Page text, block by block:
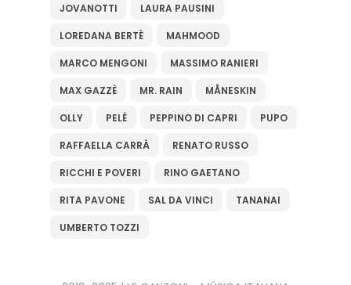
JOVANOTTI LAURA PAUSINI
LOREDANA BERTÈ MAHMOOD
MARCO MENGONI MASSIMO RANIERI
MAX GAZZÈ MR. RAIN MÅNESKIN
OLLY PELÉ PEPPINO DI CAPRI PUPO
RAFFAELLA CARRÀ RENATO RUSSO
RICCHI E POVERI RINO GAETANO
RITA PAVONE SAL DA VINCI TANANAI
UMBERTO TOZZI